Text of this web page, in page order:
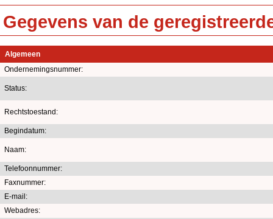
Gegevens van de
Algemeen
Ondernemingsnummer:
Status:
Rechtstoestand:
Begindatum:
Naam:
Telefoonnummer:
Faxnummer:
E-mail:
Webadres: